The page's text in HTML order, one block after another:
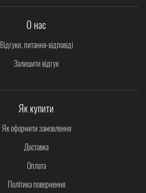
О нас
Відгуки, питання-відповіді
Залишити відгук
Як купити
Як оформити замовлення
Доставка
Оплата
Політика повернення